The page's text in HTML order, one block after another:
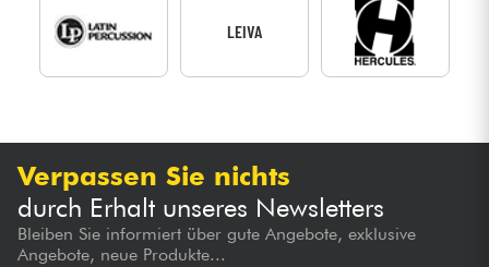
LEIVA
Verpassen Sie nichts
durch Erhalt unseres Newsletters
Bleiben Sie informiert über gute Angebote, exklusive
Angebote, neue Produkte...